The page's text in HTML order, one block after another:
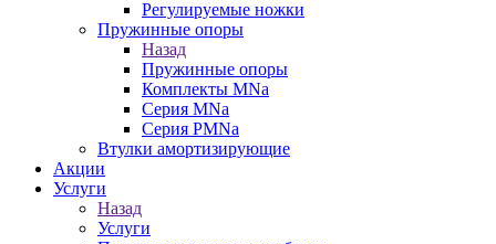
Регулируемые ножки
Пружинные опоры
Назад
Пружинные опоры
Комплекты MNa
Серия MNa
Серия PMNa
Втулки амортизирующие
Акции
Услуги
Назад
Услуги